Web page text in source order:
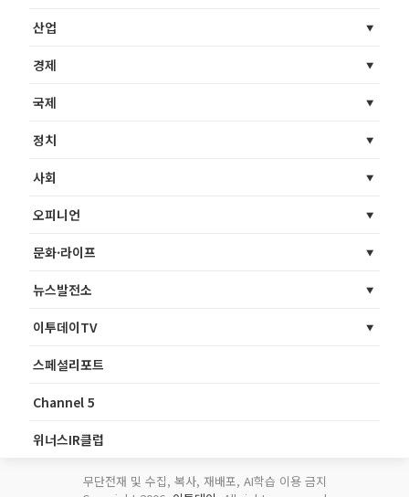
산업
경제
국제
정치
사회
오피니언
문화·라이프
뉴스발전소
이투데이TV
스페셜리포트
Channel 5
위너스IR클럽
무단전재 및 수집, 복사, 재배포, AI학습 이용 금지